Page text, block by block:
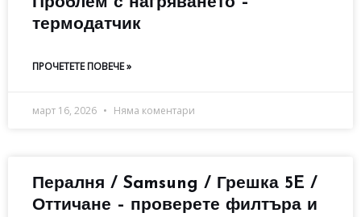
термодатчик
ПРОЧЕТЕТЕ ПОВЕЧЕ »
март 16, 2026 Няма коментари
Пералня / Samsung / Грешка 5E /
Оттичане – проверете филтъра и